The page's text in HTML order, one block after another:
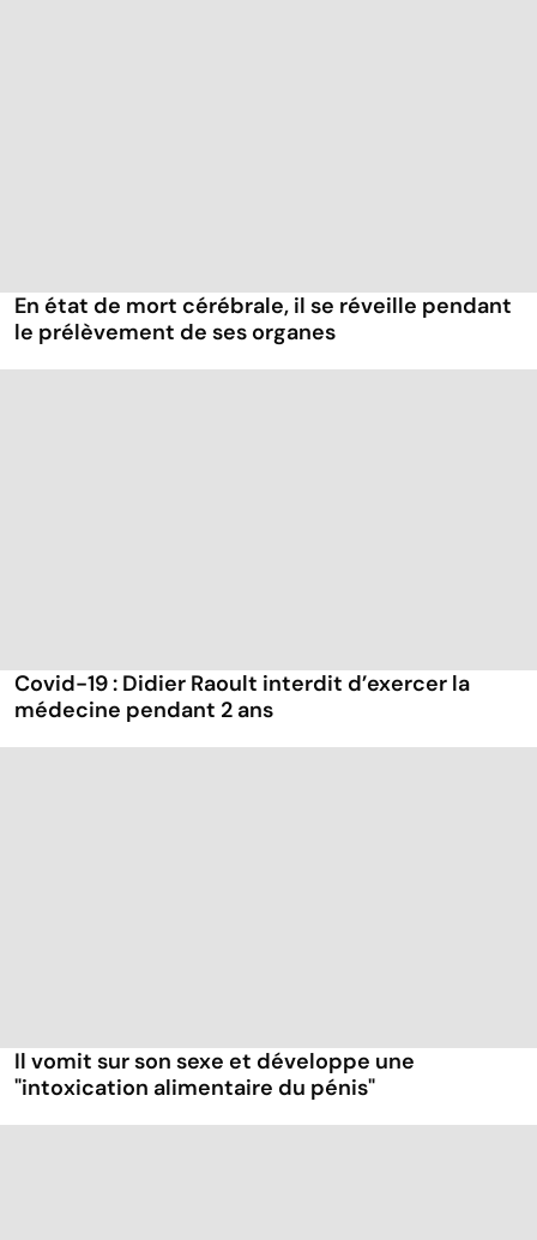
En état de mort cérébrale, il se réveille pendant
le prélèvement de ses organes
Covid-19 : Didier Raoult interdit d’exercer la
médecine pendant 2 ans
Il vomit sur son sexe et développe une
"intoxication alimentaire du pénis"